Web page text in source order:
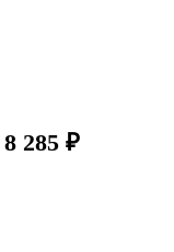
8 285 ₽